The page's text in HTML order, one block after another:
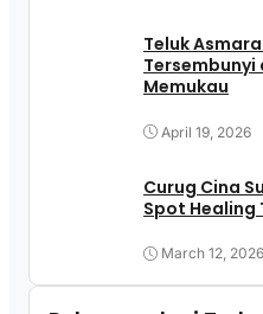
Teluk
Tersembunyi
Memukau
April 19, 2026
Curug Cina
Spot Healing
March 12, 2026